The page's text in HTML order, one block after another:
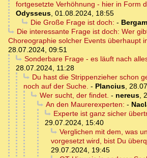
fortgesetzte Verhöhnung - hier in Form
Odysseus, 01.08.2024, 18:55
Die Große Frage ist doch: -
Die interessante Frage ist doch: Wer
Choreographie solcher Events überhaupt
28.07.2024, 09:51
Sonderbare Frage - es läuft nach
28.07.2024, 11:28
Du hast die Strippenzieher schon
noch auf der Suche. - Plancius,
Wer sucht, der findet. - nereus,
An den Maurerexperten: -
Experte ist ganz sicher
29.07.2024, 15:40
Verglichen mit dem, was
vorgesetzt wird, bist Du
29.07.2024, 19:45